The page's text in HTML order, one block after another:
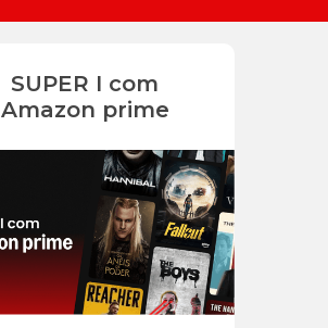
SUPER I com
Amazon prime